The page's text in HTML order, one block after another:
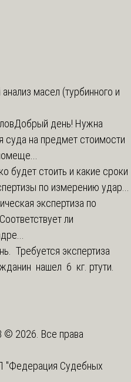
масел (турбинного и
Добрый день! Нужна
суда на предмет стоимости
будет стоить и какие сроки
по измерению удар...
экспертиза по
ли
Требуется экспертиза
нашел 6 кг. ртути.
2026. Все права
"Федерация Судебных